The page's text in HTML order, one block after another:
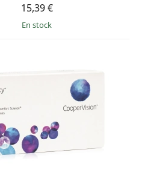
15,39 €
en stock